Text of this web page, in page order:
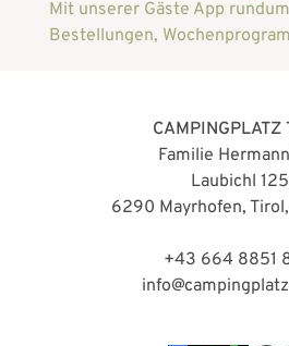
Mit unserer Gäste App
Bestellungen,
CAMPINGPLATZ
Familie
Laubichl
6290 Mayrhofen, Tirol
+43 664 8851